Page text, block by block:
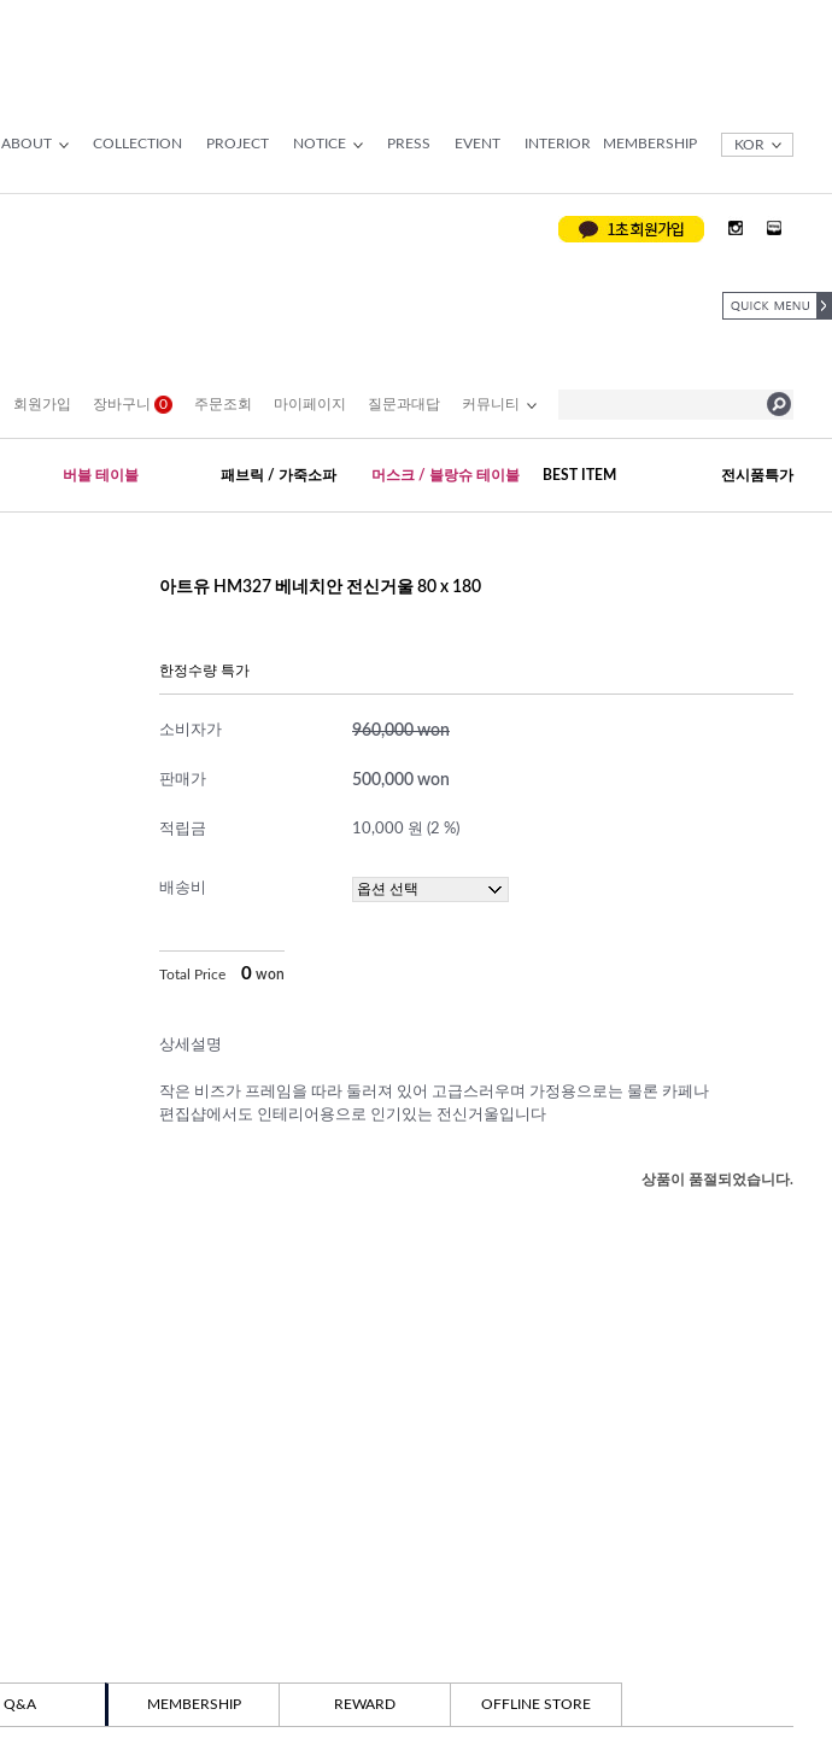
ABOUT COLLECTION PROJECT NOTICE PRESS EVENT INTERIOR MEMBERSHIP KOR
회원가입 장바구니 0 주문조회 마이페이지 질문과대답 커뮤니티
버블 테이블 패브릭 / 가죽소파 머스크 / 블랑슈 테이블 BEST ITEM 전시품특가
아트유 HM327 베네치안 전신거울 80 x 180
한정수량 특가
소비자가 960,000 won
판매가 500,000 won
적립금 10,000 원 (2 %)
배송비
Total Price 0 won
상세설명
작은 비즈가 프레임을 따라 둘러져 있어 고급스러우며 가정용으로는 물론 카페나
편집샵에서도 인테리어용으로 인기있는 전신거울입니다
상품이 품절되었습니다.
Q&A MEMBERSHIP REWARD OFFLINE STORE